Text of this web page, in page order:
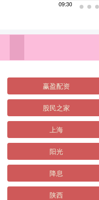
赢盈配资
股民之家
上海
阳光
降息
陕西